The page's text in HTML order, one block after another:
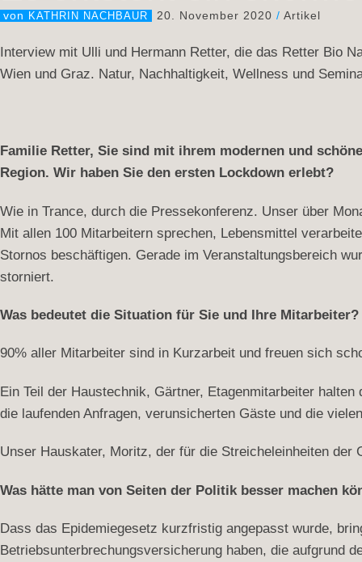
von KATHRIN NACHBAUR 20. November 2020 / Artikel
Interview mit Ulli und Hermann Retter, die das Retter Bio
Wien und Graz. Natur, Nachhaltigkeit, Wellness und
Familie Retter, Sie sind mit ihrem modernen und
Region. Wir haben Sie den ersten Lockdown erlebt?
Wie in Trance, durch die Pressekonferenz. Unser über
Mit allen 100 Mitarbeitern sprechen, Lebensmittel
Stornos beschäftigen. Gerade im Veranstaltungsbereich
storniert.
Was bedeutet die Situation für Sie und Ihre Mitarbeiter?
90% aller Mitarbeiter sind in Kurzarbeit und freuen sich
Ein Teil der Haustechnik, Gärtner, Etagenmitarbeiter
die laufenden Anfragen, verunsicherten Gäste und die
Unser Hauskater, Moritz, der für die Streicheleinheiten der
Was hätte man von Seiten der Politik besser machen
Dass das Epidemiegesetz kurzfristig angepasst wurde,
Betriebsunterbrechungsversicherung haben, die aufgrund